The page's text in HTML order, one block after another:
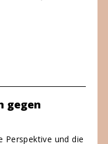
gegen
Perspektive und die